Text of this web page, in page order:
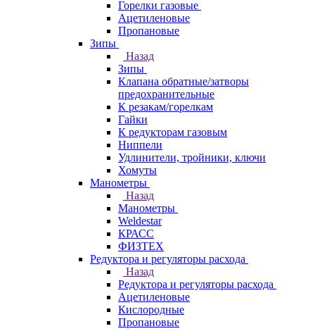
Горелки газовые
Ацетиленовые
Пропановые
Зипы
Назад
Зипы
Клапана обратные/затворы
предохранительные
К резакам/горелкам
Гайки
К редукторам газовым
Ниппели
Удлинители, тройники, ключи
Хомуты
Манометры
Назад
Манометры
Weldestar
КРАСС
ФИЗТЕХ
Редуктора и регуляторы расхода
Назад
Редуктора и регуляторы расхода
Ацетиленовые
Кислородные
Пропановые